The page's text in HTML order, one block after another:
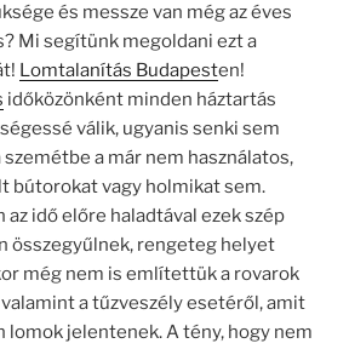
és messze van még az éves
Mi segítünk megoldani ezt a
Lomtalanítás Budapesten!
időközönként minden háztartás
válik, ugyanis senki sem
a már nem használatos,
bútorokat vagy holmikat sem.
idő előre haladtával ezek szép
összegyűlnek, rengeteg helyet
még nem is említettük a rovarok
a tűzveszély esetéről, amit
lomok jelentenek. A tény, hogy nem